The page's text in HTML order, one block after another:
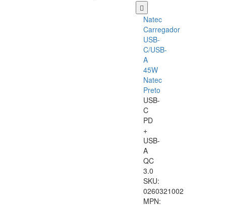
Natec
Carregador
USB-
C/USB-
A
45W
Natec
Preto
USB-
C
PD
+
USB-
A
QC
3.0
SKU:
0260321002
MPN: